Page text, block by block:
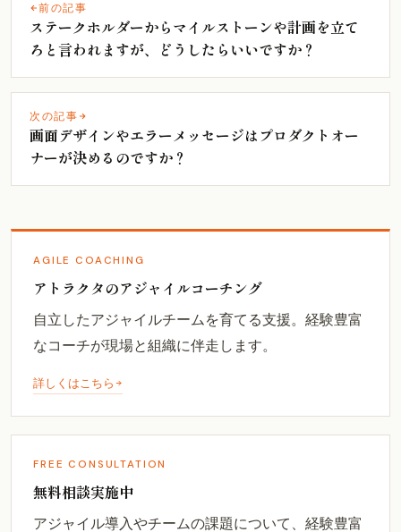
前の記事
ステークホルダーからマイルストーンや計画を立て
ろと言われますが、どうしたらいいですか？
次の記事
画面デザインやエラーメッセージはプロダクトオー
ナーが決めるのですか？
AGILE COACHING
アトラクタのアジャイルコーチング
自立したアジャイルチームを育てる支援。経験豊富
なコーチが現場と組織に伴走します。
詳しくはこちら
FREE CONSULTATION
無料相談実施中
アジャイル導入やチームの課題について、経験豊富